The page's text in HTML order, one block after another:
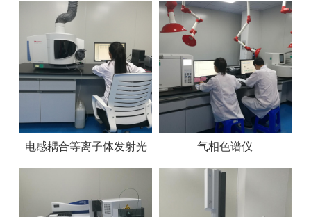
电感耦合等离子体发射光 气相色谱仪